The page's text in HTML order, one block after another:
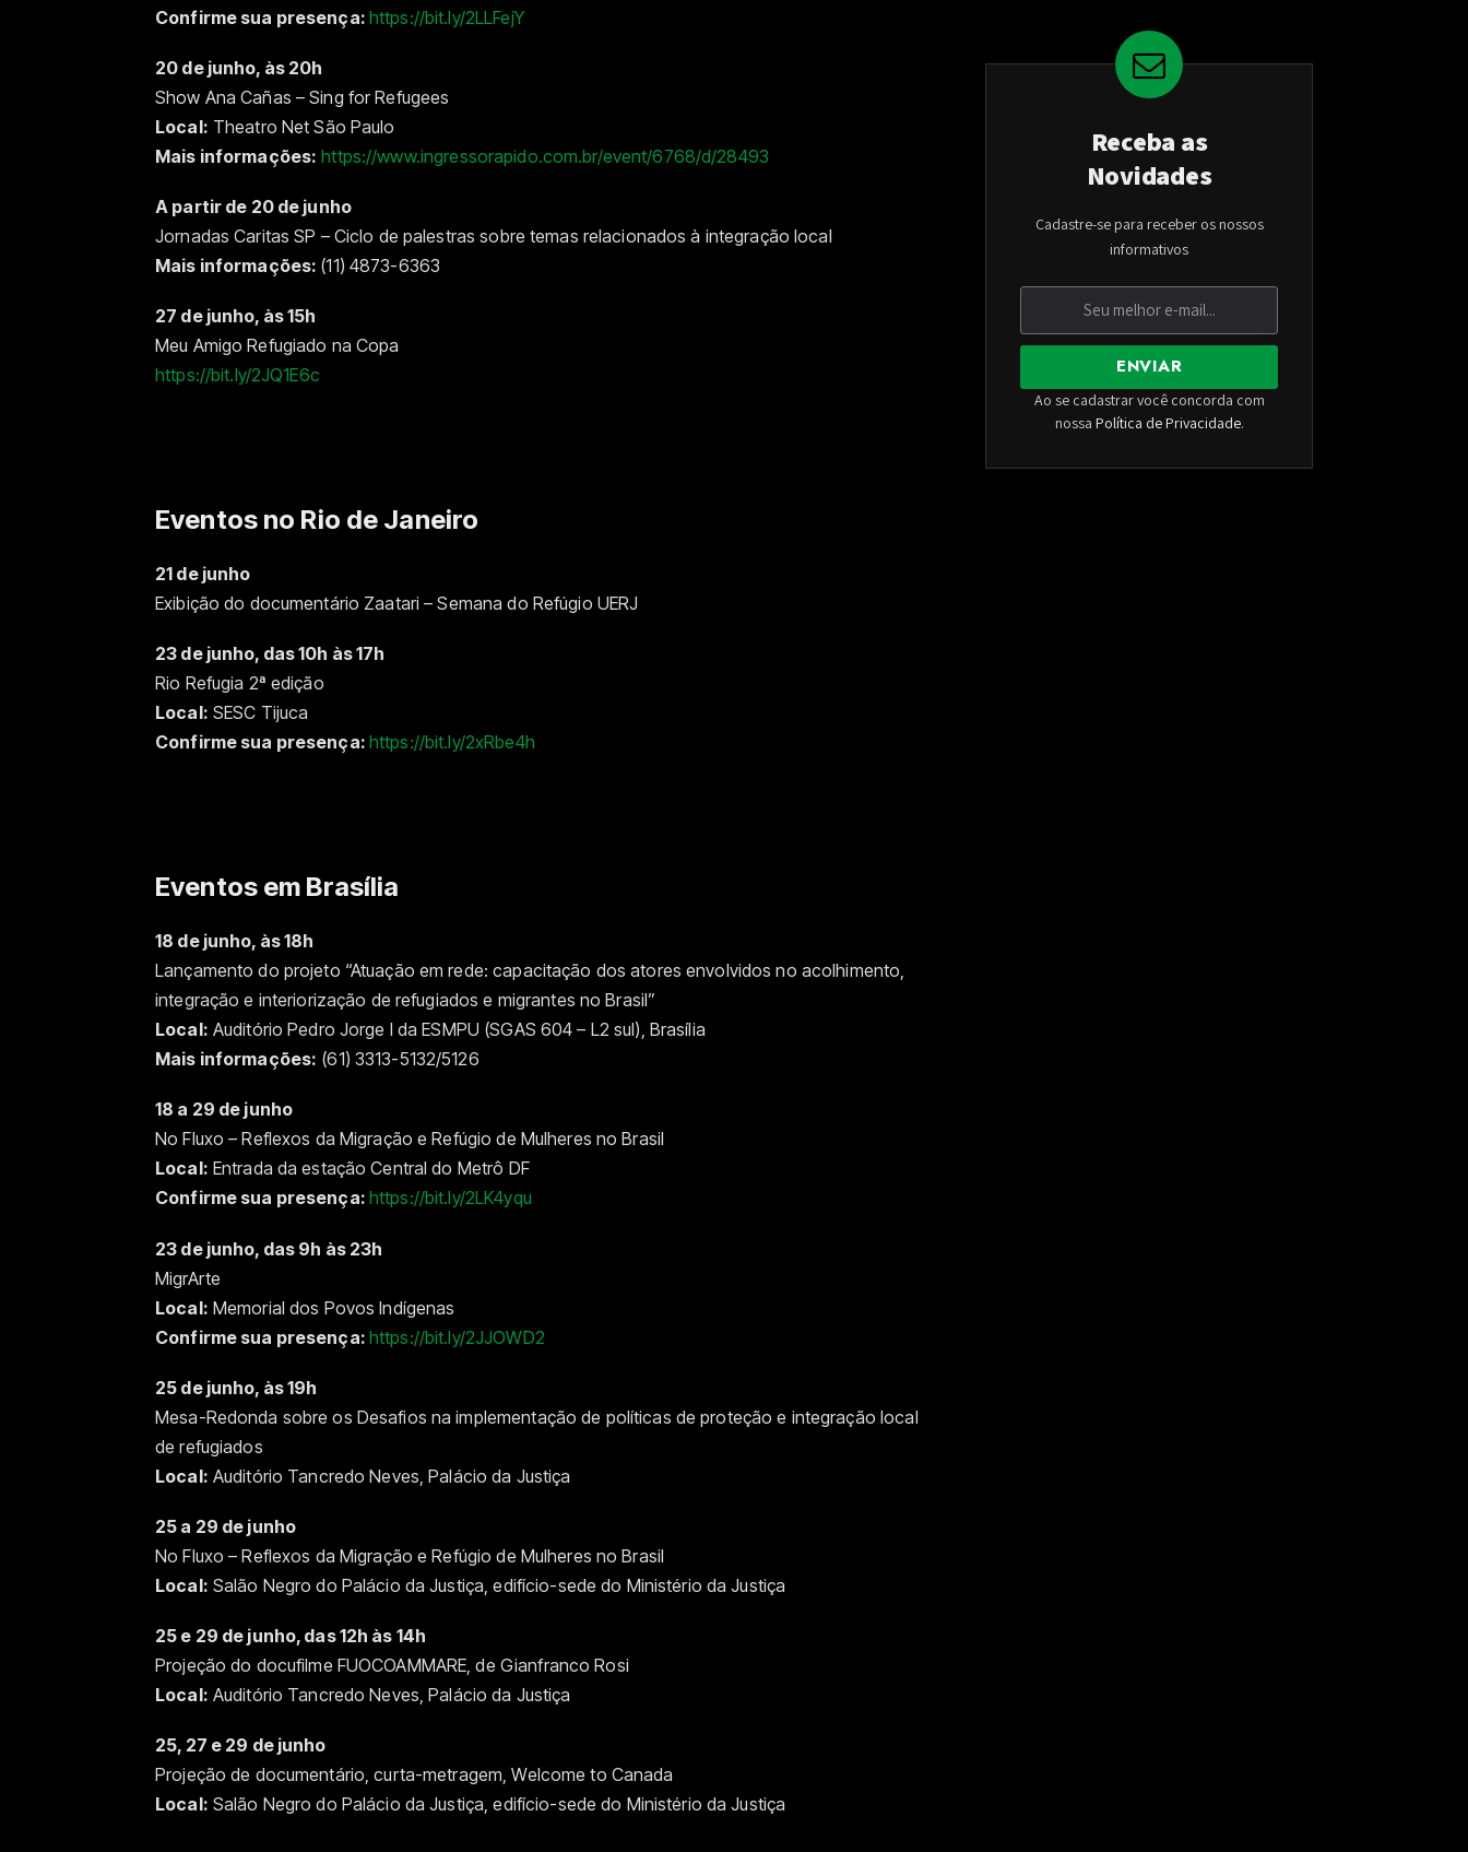
Confirme sua presença: https://bit.ly/2LLFejY
20 de junho, às 20h
Show Ana Cañas – Sing for Refugees
Local: Theatro Net São Paulo
Mais informações: https://www.ingressorapido.com.br/event/6768/d/28493
A partir de 20 de junho
Jornadas Caritas SP – Ciclo de palestras sobre temas relacionados à integração local
Mais informações: (11) 4873-6363
27 de junho, às 15h
Meu Amigo Refugiado na Copa
https://bit.ly/2JQ1E6c
Eventos no Rio de Janeiro
21 de junho
Exibição do documentário Zaatari – Semana do Refúgio UERJ
23 de junho, das 10h às 17h
Rio Refugia 2ª edição
Local: SESC Tijuca
Confirme sua presença: https://bit.ly/2xRbe4h
Eventos em Brasília
18 de junho, às 18h
Lançamento do projeto “Atuação em rede: capacitação dos atores envolvidos no acolhimento,
integração e interiorização de refugiados e migrantes no Brasil”
Local: Auditório Pedro Jorge I da ESMPU (SGAS 604 – L2 sul), Brasília
Mais informações: (61) 3313-5132/5126
18 a 29 de junho
No Fluxo – Reflexos da Migração e Refúgio de Mulheres no Brasil
Local: Entrada da estação Central do Metrô DF
Confirme sua presença: https://bit.ly/2LK4yqu
23 de junho, das 9h às 23h
MigrArte
Local: Memorial dos Povos Indígenas
Confirme sua presença: https://bit.ly/2JJOWD2
25 de junho, às 19h
Mesa-Redonda sobre os Desafios na implementação de políticas de proteção e integração local
de refugiados
Local: Auditório Tancredo Neves, Palácio da Justiça
25 a 29 de junho
No Fluxo – Reflexos da Migração e Refúgio de Mulheres no Brasil
Local: Salão Negro do Palácio da Justiça, edifício-sede do Ministério da Justiça
25 e 29 de junho, das 12h às 14h
Projeção do docufilme FUOCOAMMARE, de Gianfranco Rosi
Local: Auditório Tancredo Neves, Palácio da Justiça
25, 27 e 29 de junho
Projeção de documentário, curta-metragem, Welcome to Canada
Local: Salão Negro do Palácio da Justiça, edifício-sede do Ministério da Justiça
Receba as
Novidades
Cadastre-se para receber os nossos
informativos
ENVIAR
Ao se cadastrar você concorda com
nossa Política de Privacidade.